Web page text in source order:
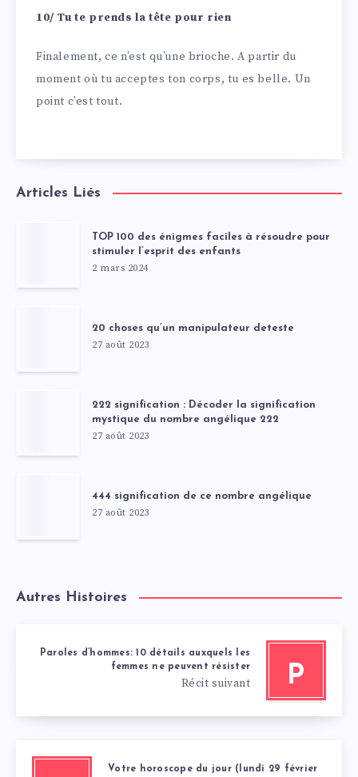
10/ Tu te prends la tête pour rien
Finalement, ce n’est qu’une brioche. A partir du
moment où tu acceptes ton corps, tu es belle. Un
point c’est tout.
Articles Liés
TOP 100 des énigmes faciles à résoudre pour
stimuler l’esprit des enfants
2 mars 2024
20 choses qu’un manipulateur deteste
27 août 2023
222 signification : Décoder la signification
mystique du nombre angélique 222
27 août 2023
444 signification de ce nombre angélique
27 août 2023
Autres Histoires
P
Paroles d’hommes: 10 détails auxquels les
femmes ne peuvent résister
Récit suivant
Votre horoscope du jour (lundi 29 février